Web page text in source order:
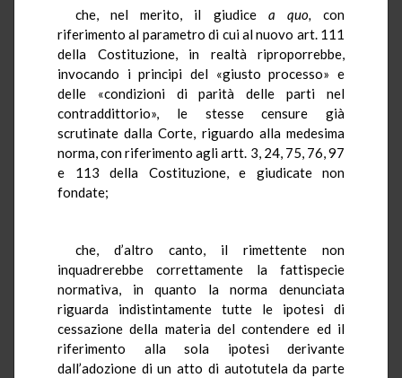
che, nel merito, il giudice a quo, con
riferimento al parametro di cui al nuovo art. 111
della Costituzione, in realtà riproporrebbe,
invocando i principi del «giusto processo» e
delle «condizioni di parità delle parti nel
contraddittorio», le stesse censure già
scrutinate dalla Corte, riguardo alla medesima
norma, con riferimento agli artt. 3, 24, 75, 76, 97
e 113 della Costituzione, e giudicate non
fondate;
che, d’altro canto, il rimettente non
inquadrerebbe correttamente la fattispecie
normativa, in quanto la norma denunciata
riguarda indistintamente tutte le ipotesi di
cessazione della materia del contendere ed il
riferimento alla sola ipotesi derivante
dall’adozione di un atto di autotutela da parte